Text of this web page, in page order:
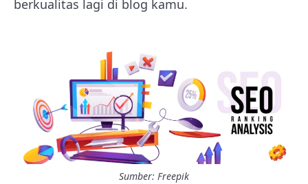
berkualitas lagi di blog kamu.
Sumber: Freepik